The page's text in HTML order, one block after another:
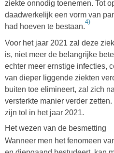
ziekte onnodig toenemen. Tot
daadwerkelijk een vorm van
had hoeven te bestaan.
4)
Voor het jaar 2021 zal deze
is, niet meer de belangrijke
echter meer ernstige infecties,
van dieper liggende ziekten
buiten toe elimineert, zal zich
versterkte manier verder
zijn tol in het jaar 2021.
Het wezen van de besmetting
Wanneer men het fenomeen